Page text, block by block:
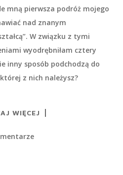
mną pierwsza podróż mojego
nad znanym
W związku z tymi
wyodrębniłam cztery
inny sposób podchodzą do
z nich należysz?
WIĘCEJ